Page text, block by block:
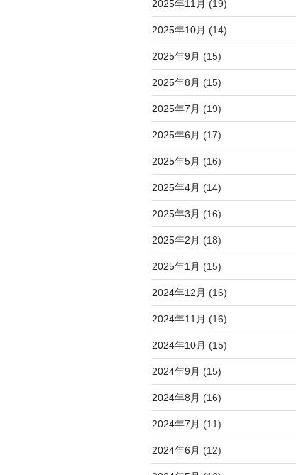
2025年11月 (19)
2025年10月 (14)
2025年9月 (15)
2025年8月 (15)
2025年7月 (19)
2025年6月 (17)
2025年5月 (16)
2025年4月 (14)
2025年3月 (16)
2025年2月 (18)
2025年1月 (15)
2024年12月 (16)
2024年11月 (16)
2024年10月 (15)
2024年9月 (15)
2024年8月 (16)
2024年7月 (11)
2024年6月 (12)